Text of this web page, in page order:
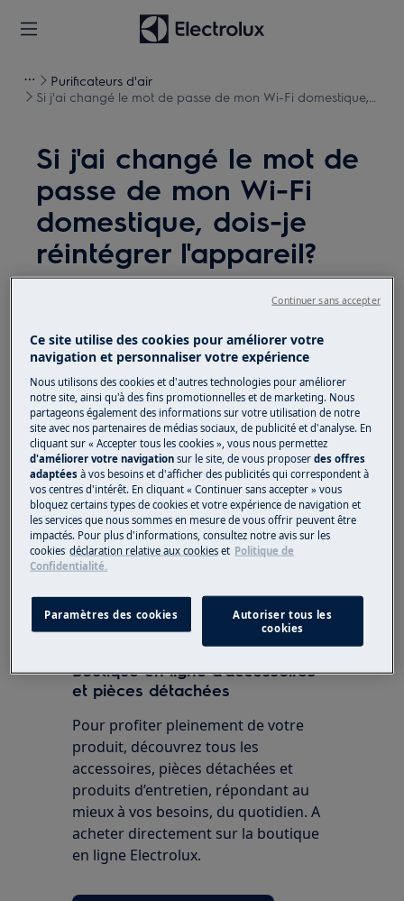
Purificateurs d'air
Si j'ai changé le mot de passe de mon Wi-Fi domestique,
Si j'ai changé le mot de
passe de mon Wi-Fi
domestique, dois-je
réintégrer l'appareil?
Dysfonctionnement
domestique, dois-je réintégrer l'appareil?
S'applique à
Purificateur d'air de la série Pure A9
Appli Electrolux Wellbeing
Solution
Oui, vous devez à nouveau embarquer
l'appareil.
Cet article vous a-t-il été utile ?
Boutique en ligne d’accessoires
et pièces détachées
Pour profiter pleinement de votre
produit, découvrez tous les
accessoires, pièces détachées et
produits d’entretien, répondant au
mieux à vos besoins, du quotidien. A
acheter directement sur la boutique
en ligne Electrolux.
Ce site utilise des cookies pour améliorer votre
navigation et personnaliser votre expérience
Nous utilisons des cookies et d'autres technologies pour améliorer
notre site, ainsi qu'à des fins promotionnelles et de marketing. Nous
partageons également des informations sur votre utilisation de notre
site avec nos partenaires de médias sociaux, de publicité et d'analyse. En
cliquant sur « Accepter tous les cookies », vous nous permettez
d'améliorer votre navigation sur le site, de vous proposerdes offres
adaptées à vos besoins et d'afficher des publicités qui correspondent à
vos centres d'intérêt. En cliquant « Continuer sans accepter » vous
bloquez certains types de cookies et votre expérience de navigation et
les services que nous sommes en mesure de vous offrir peuvent être
impactés. Pour plus d'informations, consultez notre avis sur les
cookies déclaration relative aux cookies et Politique de
Confidentialité.
Paramètres des cookies
Autoriser tous les
cookies
Continuer sans accepter